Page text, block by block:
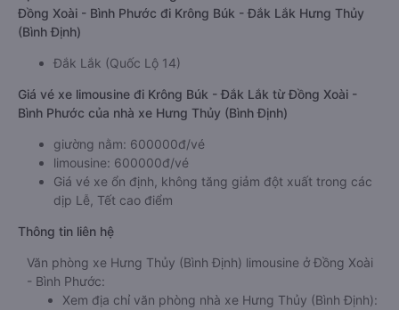
Đồng Xoài - Bình Phước đi Krông Búk - Đắk Lắk Hưng Thủy
(Bình Định)
Đắk Lắk (Quốc Lộ 14)
Giá vé xe limousine đi Krông Búk - Đắk Lắk từ Đồng Xoài -
Bình Phước của nhà xe Hưng Thủy (Bình Định)
giường nằm: 600000đ/vé
limousine: 600000đ/vé
Giá vé xe ổn định, không tăng giảm đột xuất trong các
dịp Lễ, Tết cao điểm
Thông tin liên hệ
Văn phòng xe Hưng Thủy (Bình Định) limousine ở Đồng Xoài
- Bình Phước:
Xem địa chỉ văn phòng nhà xe Hưng Thủy (Bình Định):